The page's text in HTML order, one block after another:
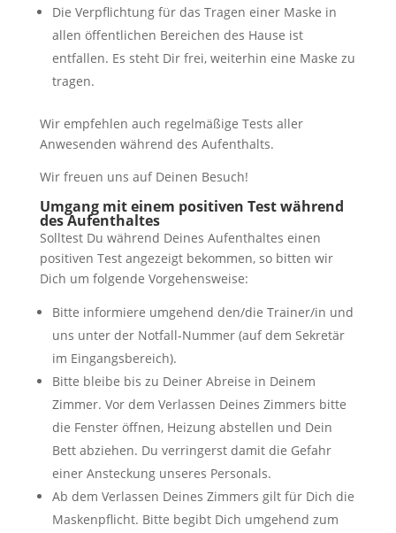
Die Verpflichtung für das Tragen einer Maske in
allen öffentlichen Bereichen des Hause ist
entfallen. Es steht Dir frei, weiterhin eine Maske zu
tragen.
Wir empfehlen auch regelmäßige Tests aller
Anwesenden während des Aufenthalts.
Wir freuen uns auf Deinen Besuch!
Umgang mit einem positiven Test während
des Aufenthaltes
Solltest Du während Deines Aufenthaltes einen
positiven Test angezeigt bekommen, so bitten wir
Dich um folgende Vorgehensweise:
Bitte informiere umgehend den/die Trainer/in und
uns unter der Notfall-Nummer (auf dem Sekretär
im Eingangsbereich).
Bitte bleibe bis zu Deiner Abreise in Deinem
Zimmer. Vor dem Verlassen Deines Zimmers bitte
die Fenster öffnen, Heizung abstellen und Dein
Bett abziehen. Du verringerst damit die Gefahr
einer Ansteckung unseres Personals.
Ab dem Verlassen Deines Zimmers gilt für Dich die
Maskenpflicht. Bitte begibt Dich umgehend zum